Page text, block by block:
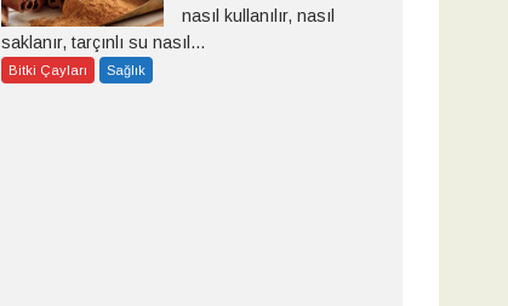
nasıl kullanılır, nasıl
saklanır, tarçınlı su nasıl...
Bitki Çayları Sağlık